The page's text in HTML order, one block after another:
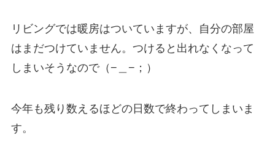
リビングでは暖房はついていますが、自分の部屋
はまだつけていません。つけると出れなくなって
しまいそうなので（−＿−；）
今年も残り数えるほどの日数で終わってしまいま
す。